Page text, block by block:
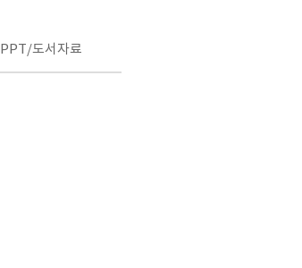
PPT/도서자료